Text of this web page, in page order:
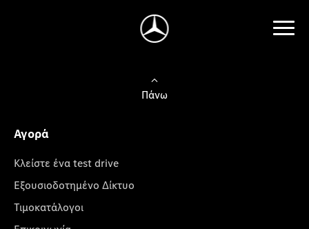
Πάνω
Αγορά
Κλείστε ένα test drive
Εξουσιοδοτημένο Δίκτυο
Τιμοκατάλογοι